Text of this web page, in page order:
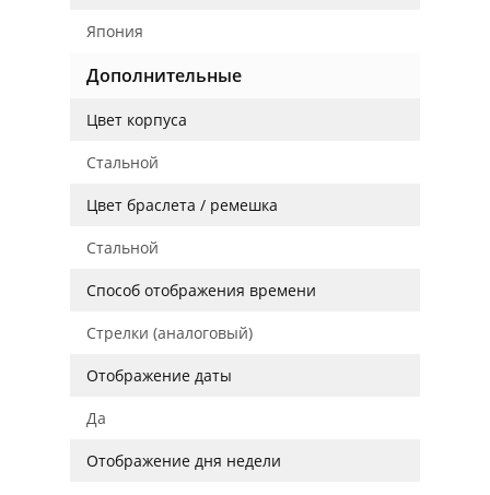
Япония
Дополнительные
Цвет корпуса
Стальной
Цвет браслета / ремешка
Стальной
Способ отображения времени
Стрелки (аналоговый)
Отображение даты
Да
Отображение дня недели